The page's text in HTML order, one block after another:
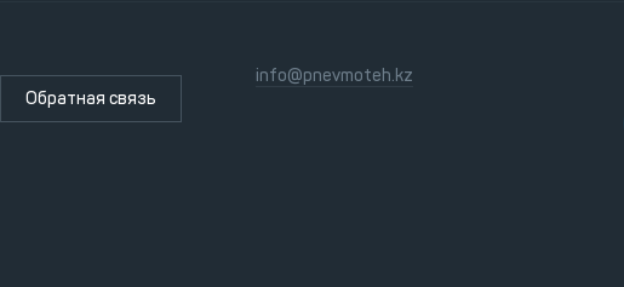
Обратная связь
info@pnevmoteh.kz